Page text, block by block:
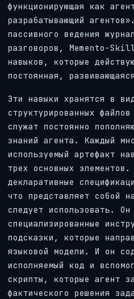
функционирующая как
разрабатывающий
пассивного ведения
разговоров, Memento-
навыков, которые
постоянная,
Эти навыки хранятся в
структурированных
служат постоянно
знаний агента. Каждый
используемый артефакт
трех основных
декларативные
что представляет собой
следует использовать.
специализированные
подсказки, которые
языковой модели. И он
исполняемый код и
скрипты, которые агент
фактического решения